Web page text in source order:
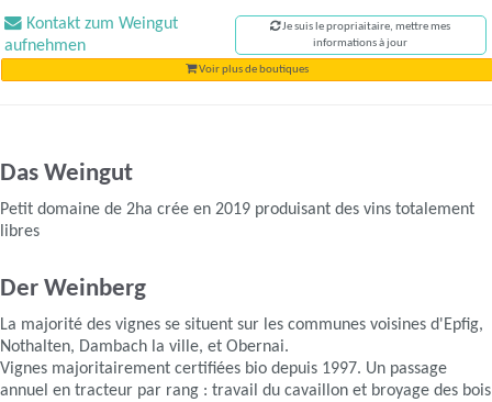
Kontakt zum Weingut
aufnehmen
Je suis le propriaitaire, mettre mes
informations à jour
Voir plus de boutiques
Das Weingut
Petit domaine de 2ha crée en 2019 produisant des vins totalement
libres
Der Weinberg
La majorité des vignes se situent sur les communes voisines d'Epfig,
Nothalten, Dambach la ville, et Obernai.
Vignes majoritairement certifiées bio depuis 1997. Un passage
annuel en tracteur par rang : travail du cavaillon et broyage des bois